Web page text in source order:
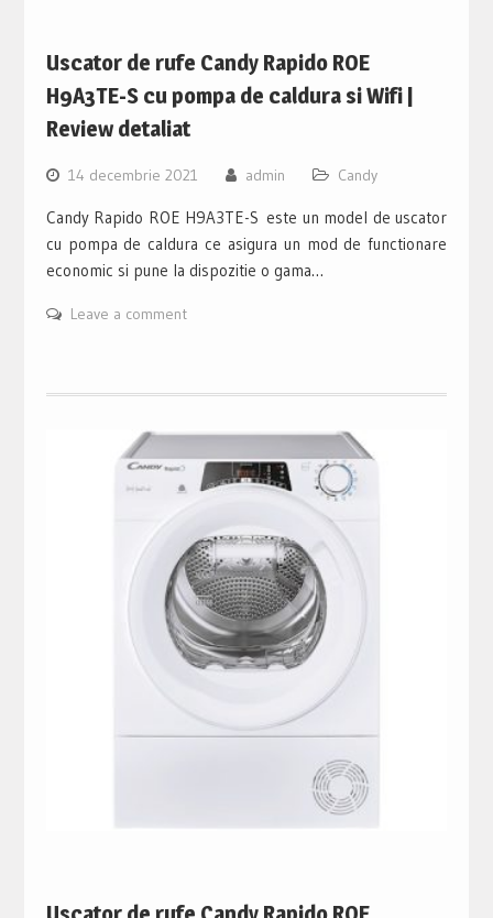
Uscator de rufe Candy Rapido ROE
H9A3TE-S cu pompa de caldura si Wifi |
Review detaliat
14 decembrie 2021 admin Candy
Candy Rapido ROE H9A3TE-S este un model de uscator
cu pompa de caldura ce asigura un mod de functionare
economic si pune la dispozitie o gama…
Leave a comment